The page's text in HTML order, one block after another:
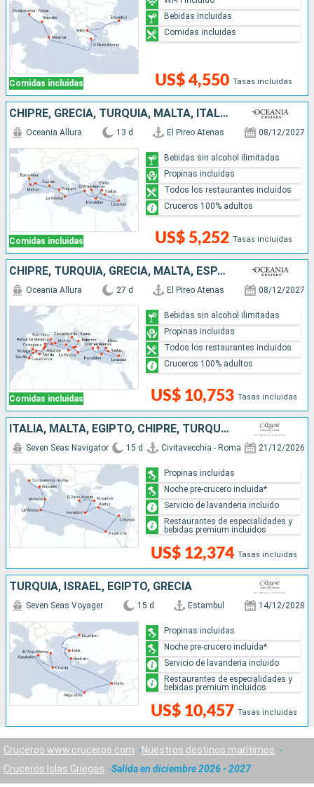
Comidas incluidas US$ 4,550 Tasas incluidas
Bebidas Incluidas
Comidas incluidas
CHIPRE, GRECIA, TURQUÍA, MALTA, ITALIA, ESPAÑA
Comidas incluidas
Oceania Allura 13 d El Pireo Atenas 08/12/2027
US$ 5,252 Tasas incluidas
Bebidas sin alcohol ilimitadas
Propinas incluidas
Todos los restaurantes incluidos
Cruceros 100% adultos
CHIPRE, TURQUÍA, GRECIA, MALTA, ESPAÑA, MARRUECOS, TÚNEZ, ITALIA
Comidas incluidas
Oceania Allura 27 d El Pireo Atenas 08/12/2027
US$ 10,753 Tasas incluidas
Bebidas sin alcohol ilimitadas
Propinas incluidas
Todos los restaurantes incluidos
Cruceros 100% adultos
ITALIA, MALTA, EGIPTO, CHIPRE, TURQUÍA, GRECIA
Seven Seas Navigator 15 d Civitavecchia - Roma 21/12/2026
US$ 12,374 Tasas incluidas
Propinas incluidas
Noche pre-crucero incluida*
Servicio de lavanderia incluido
Restaurantes de especialidades y
bebidas premium incluidos
TURQUÍA, ISRAEL, EGIPTO, GRECIA
Seven Seas Voyager 15 d Estambul 14/12/2028
US$ 10,457 Tasas incluidas
Propinas incluidas
Noche pre-crucero incluida*
Servicio de lavanderia incluido
Restaurantes de especialidades y
bebidas premium incluidos
Cruceros www.cruceros.com
Nuestros destinos marítimos
Cruceros Islas Griegas
Salida en diciembre 2026 - 2027